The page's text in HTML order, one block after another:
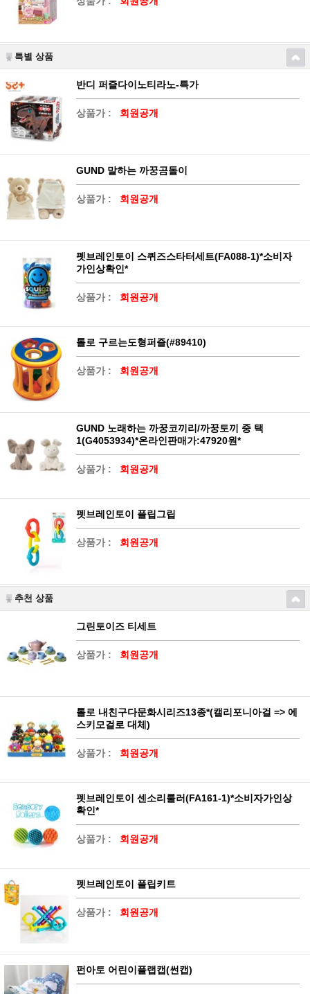
특별 상품
반디 퍼즐다이노티라노-특가
상품가 : 회원공개
GUND 말하는 까꿍곰돌이
상품가 : 회원공개
펫브레인토이 스퀴즈스타터세트(FA088-1)*소비자
가인상확인*
상품가 : 회원공개
톨로 구르는도형퍼즐(#89410)
상품가 : 회원공개
GUND 노래하는 까꿍코끼리/까꿍토끼 중 택
1(G4053934)*온라인판매가:47920원*
상품가 : 회원공개
펫브레인토이 플립그립
상품가 : 회원공개
추천 상품
그린토이즈 티세트
상품가 : 회원공개
톨로 내친구다문화시리즈13종*(캘리포니아걸 => 에
스키모걸로 대체)
상품가 : 회원공개
펫브레인토이 센소리룰러(FA161-1)*소비자가인상
확인*
상품가 : 회원공개
펫브레인토이 플립키트
상품가 : 회원공개
펀아토 어린이플랩캡(썬캡)